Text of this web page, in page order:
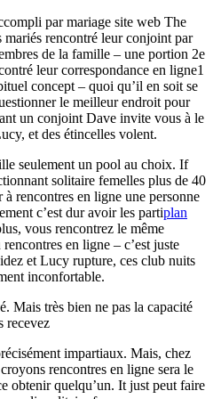
par mariage site web The
rencontré leur conjoint par
de la famille – une portion 2e
leur correspondance en ligne1
concept – quoi qu’il en soit se
le meilleur endroit pour
un conjoint Dave invite vous à le
et des étincelles volent.
seulement un pool au choix. If
solitaire femelles plus de 40
à rencontres en ligne une personne
c’est dur avoir les partiplan
vous rencontrez le même
en ligne – c’est juste
et Lucy rupture, ces club nuits
inconfortable.
Mais très bien ne pas la capacité
recevez
impartiaux. Mais, chez
rencontres en ligne sera le
obtenir quelqu’un. It just peut faire